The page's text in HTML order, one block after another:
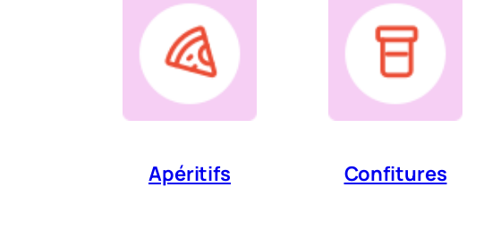
Apéritifs Confitures